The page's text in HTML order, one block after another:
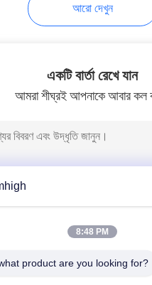
আনুষাঙ্গিক
সোল্ডারিং মেশিন
আরো দেখুন
একটি বার্তা রেখে যান
আমরা শীঘ্রই আপনাকে আবার কল
8:48 PM
product are you looking for?